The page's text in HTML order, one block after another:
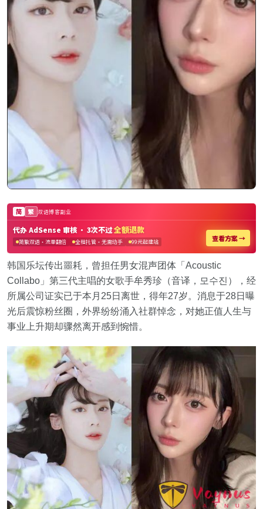
韩国乐坛传出噩耗，曾担任男女混声团体「Acoustic
Collabo」第三代主唱的女歌手牟秀珍（音译，모수진），经
所属公司证实已于本月25日离世，得年27岁。消息于28日曝
光后震惊粉丝圈，外界纷纷涌入社群悼念，对她正值人生与
事业上升期却骤然离开感到惋惜。